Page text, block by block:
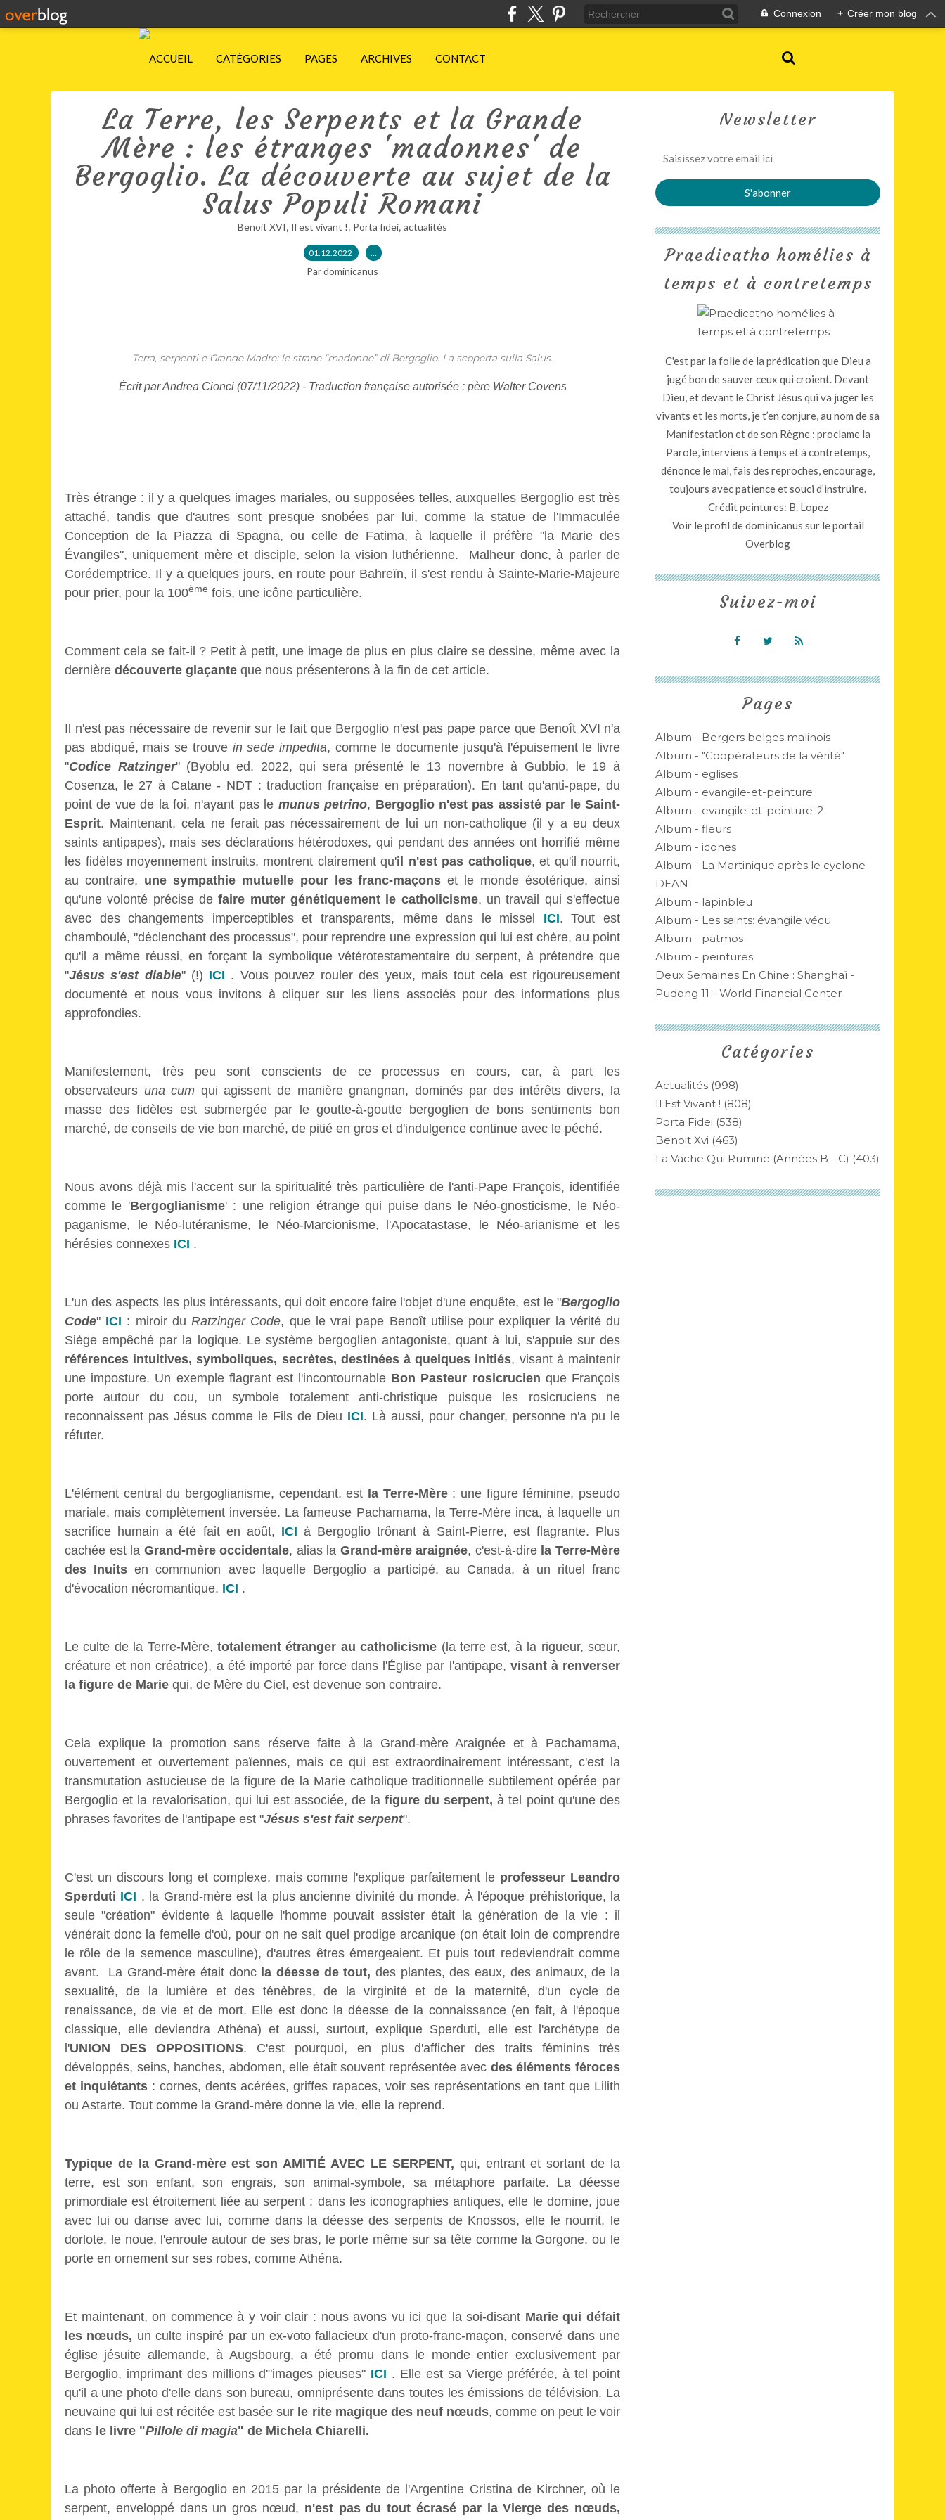
Connexion + Créer mon blog
ACCUEIL CATÉGORIES PAGES ARCHIVES CONTACT
La Terre, les Serpents et la Grande
Mère : les étranges 'madonnes' de
Bergoglio. La découverte au sujet de la
Salus Populi Romani
Benoit XVI, Il est vivant !, Porta fidei, actualités
01.12.2022 …
Par dominicanus
Terra, serpenti e Grande Madre: le strane “madonne” di Bergoglio. La scoperta sulla Salus.
Écrit par Andrea Cionci (07/11/2022) - Traduction française autorisée : père Walter Covens
Très étrange : il y a quelques images mariales, ou supposées telles, auxquelles Bergoglio est très
attaché, tandis que d'autres sont presque snobées par lui, comme la statue de l'Immaculée
Conception de la Piazza di Spagna, ou celle de Fatima, à laquelle il préfère "la Marie des
Évangiles", uniquement mère et disciple, selon la vision luthérienne. Malheur donc, à parler de
Corédemptrice. Il y a quelques jours, en route pour Bahreïn, il s'est rendu à Sainte-Marie-Majeure
pour prier, pour la 100ème fois, une icône particulière.
Comment cela se fait-il ? Petit à petit, une image de plus en plus claire se dessine, même avec la
dernière découverte glaçante que nous présenterons à la fin de cet article.
Il n'est pas nécessaire de revenir sur le fait que Bergoglio n'est pas pape parce que Benoît XVI n'a
pas abdiqué, mais se trouve in sede impedita, comme le documente jusqu'à l'épuisement le livre
"Codice Ratzinger" (Byoblu ed. 2022, qui sera présenté le 13 novembre à Gubbio, le 19 à
Cosenza, le 27 à Catane - NDT : traduction française en préparation). En tant qu'anti-pape, du
point de vue de la foi, n'ayant pas le munus petrino, Bergoglio n'est pas assisté par le Saint-
Esprit. Maintenant, cela ne ferait pas nécessairement de lui un non-catholique (il y a eu deux
saints antipapes), mais ses déclarations hétérodoxes, qui pendant des années ont horrifié même
les fidèles moyennement instruits, montrent clairement qu'il n'est pas catholique, et qu'il nourrit,
au contraire, une sympathie mutuelle pour les franc-maçons et le monde ésotérique, ainsi
qu'une volonté précise defaire muter génétiquement le catholicisme, un travail qui s'effectue
avec des changements imperceptibles et transparents, même dans le missel ICI. Tout est
chamboulé, "déclenchant des processus", pour reprendre une expression qui lui est chère, au point
qu'il a même réussi, en forçant la symbolique vétérotestamentaire du serpent, à prétendre que
"Jésus s'est diable" (!) ICI . Vous pouvez rouler des yeux, mais tout cela est rigoureusement
documenté et nous vous invitons à cliquer sur les liens associés pour des informations plus
approfondies.
Manifestement, très peu sont conscients de ce processus en cours, car, à part les
observateurs una cum qui agissent de manière gnangnan, dominés par des intérêts divers, la
masse des fidèles est submergée par le goutte-à-goutte bergoglien de bons sentiments bon
marché, de conseils de vie bon marché, de pitié en gros et d'indulgence continue avec le péché.
Nous avons déjà mis l'accent sur la spiritualité très particulière de l'anti-Pape François, identifiée
comme le 'Bergoglianisme' : une religion étrange qui puise dans le Néo-gnosticisme, le Néo-
paganisme, le Néo-lutéranisme, le Néo-Marcionisme, l'Apocatastase, le Néo-arianisme et les
hérésies connexes ICI .
L'un des aspects les plus intéressants, qui doit encore faire l'objet d'une enquête, est le "Bergoglio
Code" ICI : miroir duRatzinger Code, que le vrai pape Benoît utilise pour expliquer la vérité du
Siège empêché par la logique. Le système bergoglien antagoniste, quant à lui, s'appuie sur des
références intuitives, symboliques, secrètes, destinées à quelques initiés, visant à maintenir
une imposture. Un exemple flagrant est l'incontournable Bon Pasteur rosicrucien que François
porte autour du cou, un symbole totalement anti-christique puisque les rosicruciens ne
reconnaissent pas Jésus comme le Fils de Dieu ICI. Là aussi, pour changer, personne n'a pu le
réfuter.
L'élément central du bergoglianisme, cependant, est la Terre-Mère: une figure féminine, pseudo
mariale, mais complètement inversée. La fameuse Pachamama, la Terre-Mère inca, à laquelle un
sacrifice humain a été fait en août, ICI à Bergoglio trônant à Saint-Pierre, est flagrante. Plus
cachée est la Grand-mère occidentale, alias la Grand-mère araignée, c'est-à-dire la Terre-Mère
des Inuitsen communion avec laquelle Bergoglio a participé, au Canada, à un rituel franc
d'évocation nécromantique. ICI .
Le culte de la Terre-Mère, totalement étranger au catholicisme (la terre est, à la rigueur, sœur,
créature et non créatrice), a été importé par force dans l'Église par l'antipape, visant à renverser
la figure de Marie qui, de Mère du Ciel, est devenue son contraire.
Cela explique la promotion sans réserve faite à la Grand-mère Araignée et à Pachamama,
ouvertement et ouvertement païennes, mais ce qui est extraordinairement intéressant, c'est la
transmutation astucieuse de la figure de la Marie catholique traditionnelle subtilement opérée par
Bergoglio et la revalorisation, qui lui est associée, de la figure du serpent, à tel point qu'une des
phrases favorites de l'antipape est "Jésus s'est fait serpent".
C'est un discours long et complexe, mais comme l'explique parfaitement le professeur Leandro
Sperduti ICI , la Grand-mère est la plus ancienne divinité du monde. À l'époque préhistorique, la
seule "création" évidente à laquelle l'homme pouvait assister était la génération de la vie : il
vénérait donc la femelle d'où, pour on ne sait quel prodige arcanique (on était loin de comprendre
le rôle de la semence masculine), d'autres êtres émergeaient. Et puis tout redeviendrait comme
avant. La Grand-mère était donc la déesse de tout, des plantes, des eaux, des animaux, de la
sexualité, de la lumière et des ténèbres, de la virginité et de la maternité, d'un cycle de
renaissance, de vie et de mort. Elle est donc la déesse de la connaissance (en fait, à l'époque
classique, elle deviendra Athéna) et aussi, surtout, explique Sperduti, elle est l'archétype de
l'UNION DES OPPOSITIONS. C'est pourquoi, en plus d'afficher des traits féminins très
développés, seins, hanches, abdomen, elle était souvent représentée avec des éléments féroces
et inquiétants : cornes, dents acérées, griffes rapaces, voir ses représentations en tant que Lilith
ou Astarte. Tout comme la Grand-mère donne la vie, elle la reprend.
Typique de la Grand-mère est son AMITIÉ AVEC LE SERPENT, qui, entrant et sortant de la
terre, est son enfant, son engrais, son animal-symbole, sa métaphore parfaite. La déesse
primordiale est étroitement liée au serpent : dans les iconographies antiques, elle le domine, joue
avec lui ou danse avec lui, comme dans la déesse des serpents de Knossos, elle le nourrit, le
dorlote, le noue, l'enroule autour de ses bras, le porte même sur sa tête comme la Gorgone, ou le
porte en ornement sur ses robes, comme Athéna.
Et maintenant, on commence à y voir clair : nous avons vu ici que la soi-disant Marie qui défait
les nœuds, un culte inspiré par un ex-voto fallacieux d'un proto-franc-maçon, conservé dans une
église jésuite allemande, à Augsbourg, a été promu dans le monde entier exclusivement par
Bergoglio, imprimant des millions d'"images pieuses" ICI . Elle est sa Vierge préférée, à tel point
qu'il a une photo d'elle dans son bureau, omniprésente dans toutes les émissions de télévision. La
neuvaine qui lui est récitée est basée sur le rite magique des neuf nœuds, comme on peut le voir
dans le livre "Pillole di magia" de Michela Chiarelli.
La photo offerte à Bergoglio en 2015 par la présidente de l'Argentine Cristina de Kirchner, où le
serpent, enveloppé dans un gros nœud, n'est pas du tout écrasé par la Vierge des nœuds,
Newsletter
Catégories
Actualités (998)
Il Est Vivant ! (808)
Porta Fidei (538)
Benoit Xvi (463)
La Vache Qui Rumine (années B - C) (403)
Pages
Album - Bergers belges malinois
Album - "Coopérateurs de la vérité"
Album - eglises
Album - evangile-et-peinture
Album - evangile-et-peinture-2
Album - fleurs
Album - icones
Album - La Martinique après le cyclone
DEAN
Album - lapinbleu
Album - Les saints: évangile vécu
Album - patmos
Album - peintures
Deux Semaines En Chine : Shanghaï -
Pudong 11 - World Financial Center
Praedicatho homélies à
temps et à contretemps
C'est par la folie de la prédication que Dieu a
jugé bon de sauver ceux qui croient. Devant
Dieu, et devant le Christ Jésus qui va juger les
vivants et les morts, je t’en conjure, au nom de sa
Manifestation et de son Règne : proclame la
Parole, interviens à temps et à contretemps,
dénonce le mal, fais des reproches, encourage,
toujours avec patience et souci d’instruire.
Crédit peintures: B. Lopez
Voir le profil dedominicanus sur le portail
Overblog
Suivez-moi